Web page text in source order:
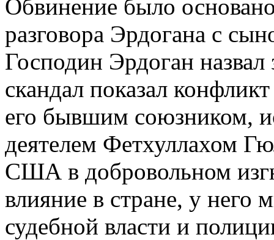
Обвинение было
разговора Эрдогана с
Господин Эрдоган
скандал показал
его бывшим союзником,
деятелем Фетхуллахом
США в добровольном
влияние в стране, у него
судебной власти и